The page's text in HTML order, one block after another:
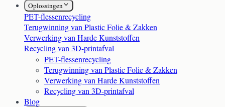
Oplossingen
PET-flessenrecycling
Terugwinning van Plastic Folie & Zakken
Verwerking van Harde Kunststoffen
Recycling van 3D-printafval
PET-flessenrecycling
Terugwinning van Plastic Folie & Zakken
Verwerking van Harde Kunststoffen
Recycling van 3D-printafval
Blog